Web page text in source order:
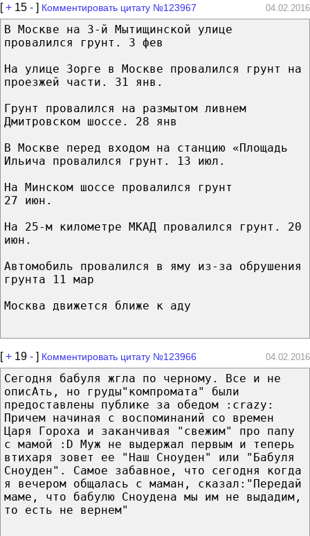
[+ 15 - ] Комментировать цитату №123967 04.02.2016
В Москве на 3-й Мытищинской улице
провалился грунт. 3 фев
На улице Зорге в Москве провалился грунт на
проезжей части. 31 янв.
Грунт провалился на размытом ливнем
Дмитровском шоссе. 28 янв
В Москве перед входом на станцию «Площадь
Ильича провалился грунт. 13 июл.
На Минском шоссе провалился грунт
27 июн.
На 25-м километре МКАД провалился грунт. 20
июн.
Автомобиль провалился в яму из-за обрушения
грунта 11 мар
Москва движется ближе к аду
[+ 19 - ] Комментировать цитату №123966 04.02.2016
Сегодня бабуля жгла по черному. Все и не
описАть, но груды"компромата" были
предоставлены публике за обедом :crazy:
Причем начиная с воспоминаний со времен
Царя Гороха и заканчивая "свежим" про папу
с мамой :D Муж не выдержал первым и теперь
втихаря зовет ее "Наш Сноуден" или "Бабуля
Сноуден". Самое забавное, что сегодня когда
я вечером общалась с маман, сказал:"Передай
маме, что бабулю Сноудена мы им не выдадим,
то есть не вернем"